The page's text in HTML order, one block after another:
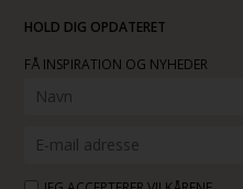
HOLD DIG OPDATERET
FÅ INSPIRATION OG NYHEDER